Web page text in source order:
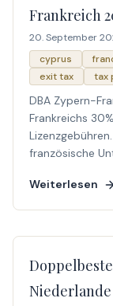
Frankreich
20. September
cyprus
exit tax
tax
DBA Zypern-
Frankreichs
französische
Weiterlesen
Niederlande